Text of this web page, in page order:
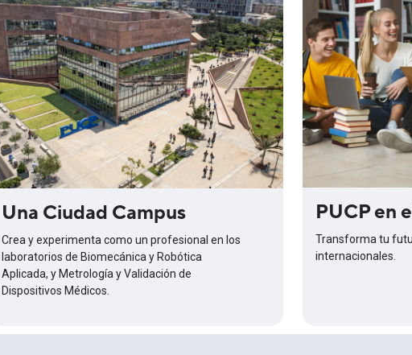
Una Ciudad Campus
Crea y experimenta como un profesional en los
laboratorios de Biomecánica y Robótica
Aplicada, y Metrología y Validación de
Dispositivos Médicos.
PUCP en
Transforma tu
internacionales.